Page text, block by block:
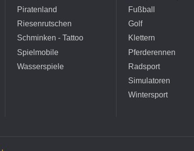
Piratenland
Riesenrutschen
Schminken - Tattoo
Spielmobile
Wasserspiele
Fußball
Golf
Klettern
Pferderennen
Radsport
Simulatoren
Wintersport